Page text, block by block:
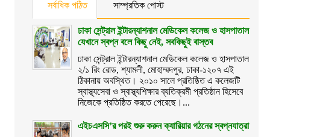
সর্বাধিক পঠিত সাম্প্রতিক পোস্ট
ঢাকা সেন্ট্রাল ইন্টারন্যাশনাল মেডিকেল কলেজ ও হাসপাতাল
যেখানে স্বপ্ন বলে কিছু নেই, সবকিছুই বাস্তব
ঢাকা সেন্ট্রাল ইন্টারন্যাশনাল মেডিকেল কলেজ ও হাসপাতাল
২/১ রিং রোড, শ্যামলী, মোহাম্মদপুর, ঢাকা-১২০৭ এই
ঠিকানায় অবস্থিত। ২০১০ সালে প্রতিষ্ঠিত এ কলেজটি
স্বাস্থ্যসেবা ও স্বাস্থ্যশিক্ষার ব্যতিক্রমী প্রতিষ্ঠান হিসেবে
নিজেকে প্রতিষ্ঠিত করতে পেরেছে।...
এইচএসসি’র পরই শুরু করুন ক্যারিয়ার গঠনের স্বপ্নযাত্রা